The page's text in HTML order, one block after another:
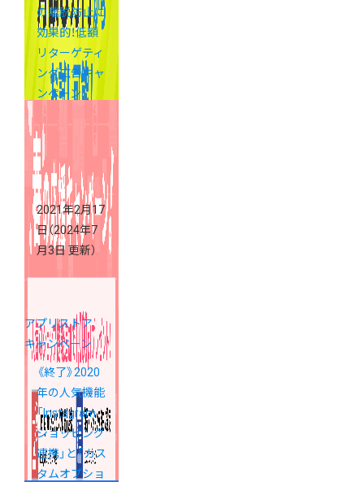
の離脱防止に
効果的！低額
リターゲティ
ング広告キャ
ンペーン
2021年2月17
日（2024年7
月3日 更新）
アプリストア
キャンペーン
《終了》2020
年の人気機能
「Instagram
ショッピング
連携」と「カス
タムオプショ